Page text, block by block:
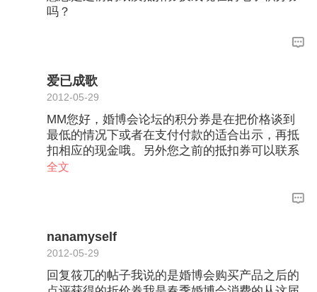
吗？
爱已成歌
2012-05-29
MM您好，婚博会论坛的积分券是在把价格谈到
最低的情况下或者在支付付款的适合出示，再抵
扣相应的现金哦。另外您之前的抵扣券可以联系
我们帮您兑换成现在的积分券进行消费。
全文
nanamyself
2012-05-29
回复筱兀的帖子我说的是婚博会购买产品之后的